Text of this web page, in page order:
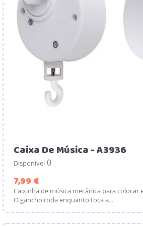
Caixa De Música - A3936
Disponível 0
7,99 €
Caixinha de música mecânica para colocar
O gancho roda enquanto toca a...